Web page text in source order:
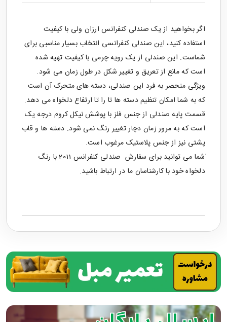
اگر بخواهید از یک صندلی کنفرانس ارزان ولی با کیفیت
استفاده کنید، این صندلی کنفرانسی انتخاب بسیار مناسبی برای
شماست. این صندلی از یک رویه چرمی با کیفیت تهیه شده
است که مانع از تعریق و تغییر شکل در طول زمان می شود.
ویژگی منحصر به فرد این صندلی، دسته های متحرک آن است
که به شما امکان تنظیم دسته ها تا را تا ارتفاع دلخواه می دهد.
قسمت پایه صندلی از جنس فلز با پوشش نیکل کروم درجه یک
است که به مرور زمان دچار تغییر رنگ نمی شود. دسته ها و قاب
پشتی نیز از جنس پلاستیک مرغوب است.
ٰشما می توانید برای سفارش صندلی کنفرانس
2011 با رنگ
دلخواه خود با کارشناسان ما در ارتباط باشید.